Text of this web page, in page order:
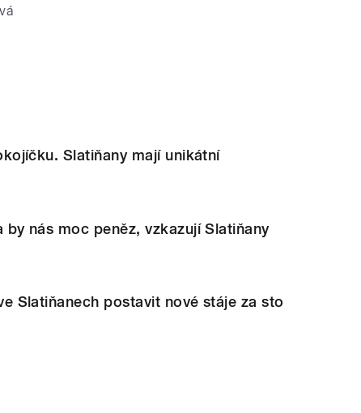
Slatiňany mají unikátní
by nás moc peněz, vzkazují Slatiňany
Slatiňanech postavit nové stáje za sto